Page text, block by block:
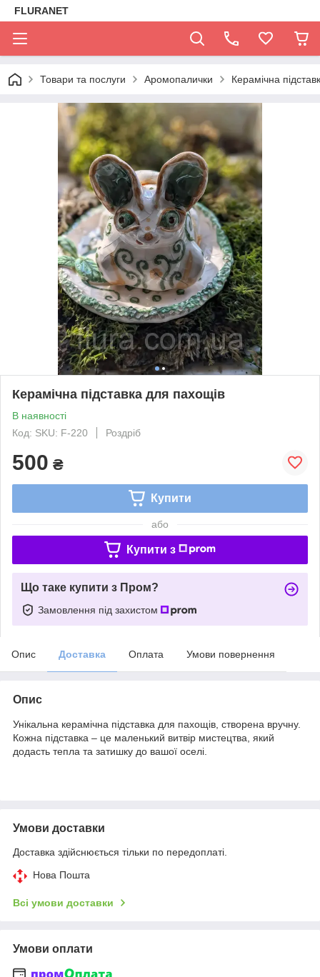
FLURANET
Товари та послуги Аромопалички Керамічна
Керамічна підставка для пахощів
В наявності
Код: SKU: F-220
Роздріб
500 ₴
Купити
або
Купити з
Що таке купити з Пром?
Замовлення під захистом
Опис Доставка Оплата Умови повернення
Опис
Унікальна керамічна підставка для пахощів, створена вручну.
Кожна підставка – це маленький витвір мистецтва, який
додасть тепла та затишку до вашої оселі.
Умови доставки
Доставка здійснюється тільки по передоплаті.
Нова Пошта
Всі умови доставки
Умови оплати